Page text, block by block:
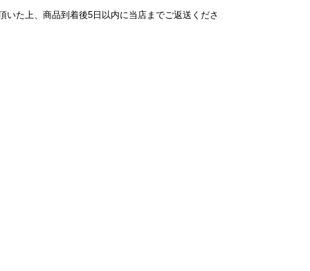
た上、商品到着後5日以内に当店までご返送くださ